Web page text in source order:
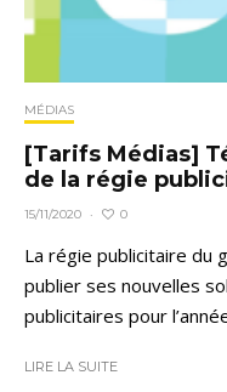
MÉDIAS
[Tarifs Médias]
de la régie
15/11/2020 · 0
La régie publicitaire du
publier ses nouvelles
publicitaires pour
LIRE LA SUITE